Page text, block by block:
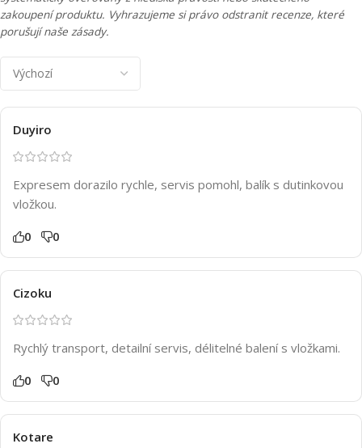
zakoupení produktu. Vyhrazujeme si právo odstranit recenze, které
porušují naše zásady.
Duyiro
Expresem dorazilo rychle, servis pomohl, balík s dutinkovou
vložkou.
0 0
Cizoku
Rychlý transport, detailní servis, délitelné balení s vložkami.
0 0
Kotare